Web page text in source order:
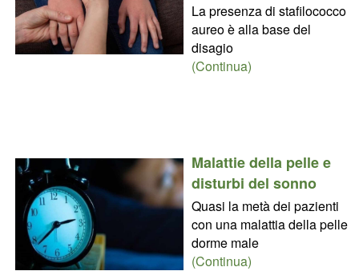
La presenza di stafilococco
aureo è alla base del
disagio
(Continua)
Malattie della pelle e
disturbi del sonno
Quasi la metà dei pazienti
con una malattia della pelle
dorme male
(Continua)